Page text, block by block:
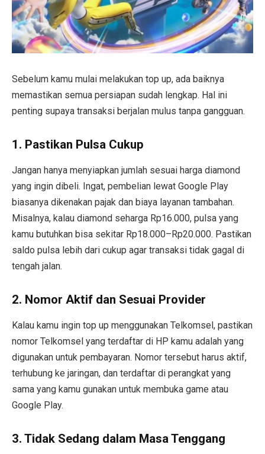
Sebelum kamu mulai melakukan top up, ada baiknya
memastikan semua persiapan sudah lengkap. Hal ini
penting supaya transaksi berjalan mulus tanpa gangguan.
1. Pastikan Pulsa Cukup
Jangan hanya menyiapkan jumlah sesuai harga diamond
yang ingin dibeli. Ingat, pembelian lewat Google Play
biasanya dikenakan pajak dan biaya layanan tambahan.
Misalnya, kalau diamond seharga Rp16.000, pulsa yang
kamu butuhkan bisa sekitar Rp18.000–Rp20.000. Pastikan
saldo pulsa lebih dari cukup agar transaksi tidak gagal di
tengah jalan.
2. Nomor Aktif dan Sesuai Provider
Kalau kamu ingin top up menggunakan Telkomsel, pastikan
nomor Telkomsel yang terdaftar di HP kamu adalah yang
digunakan untuk pembayaran. Nomor tersebut harus aktif,
terhubung ke jaringan, dan terdaftar di perangkat yang
sama yang kamu gunakan untuk membuka game atau
Google Play.
3. Tidak Sedang dalam Masa Tenggang